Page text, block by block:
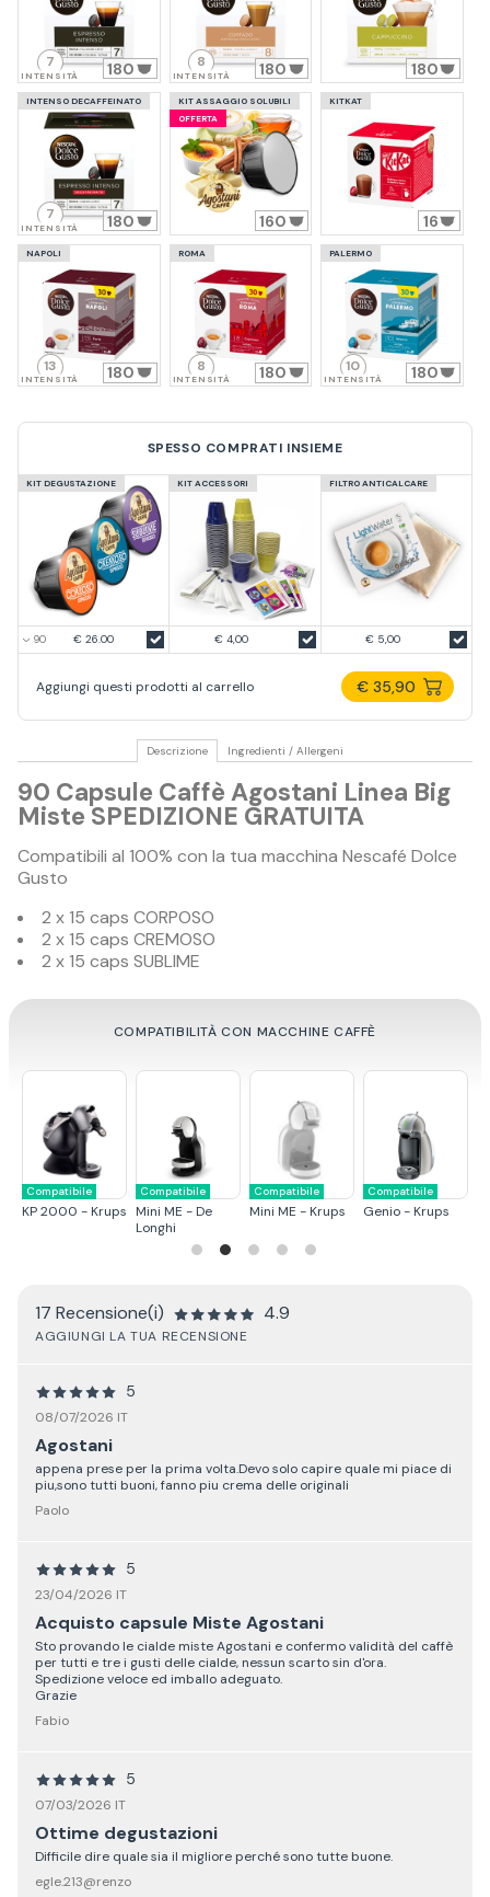
7
INTENSITÀ 180 8
INTENSITÀ 180 180
INTENSO DECAFFEINATO
7
INTENSITÀ 180
KIT ASSAGGIO SOLUBILI
OFFERTA
160
KITKAT
16
NAPOLI
13
INTENSITÀ 180
ROMA
8
INTENSITÀ 180
PALERMO
10
INTENSITÀ 180
SPESSO COMPRATI INSIEME
KIT DEGUSTAZIONE
€ 26.00
KIT ACCESSORI
€ 4,00
FILTRO ANTICALCARE
€ 5,00
Aggiungi questi prodotti al carrello € 35,90
Descrizione Ingredienti / Allergeni
90 Capsule Caffè Agostani Linea Big
Miste SPEDIZIONE GRATUITA
Compatibili al 100% con la tua macchina Nescafé Dolce
Gusto
2 x 15 caps CORPOSO
2 x 15 caps CREMOSO
2 x 15 caps SUBLIME
COMPATIBILITÀ CON MACCHINE CAFFÈ
Krups
Compatibile
Melody 3 - De
Compatibile
Piccolo - De
Compatibile
Jovia - De
Compatibile
Oblo -
17 Recensione(i) 4.9
AGGIUNGI LA TUA RECENSIONE
5
08/07/2026 IT
Agostani
appena prese per la prima volta.Devo solo capire quale mi piace di
piu,sono tutti buoni, fanno piu crema delle originali
Paolo
5
23/04/2026 IT
Acquisto capsule Miste Agostani
Sto provando le cialde miste Agostani e confermo validità del caffè
per tutti e tre i gusti delle cialde, nessun scarto sin d'ora.
Spedizione veloce ed imballo adeguato.
Grazie
Fabio
5
07/03/2026 IT
Ottime degustazioni
Difficile dire quale sia il migliore perché sono tutte buone.
egle.213@renzo